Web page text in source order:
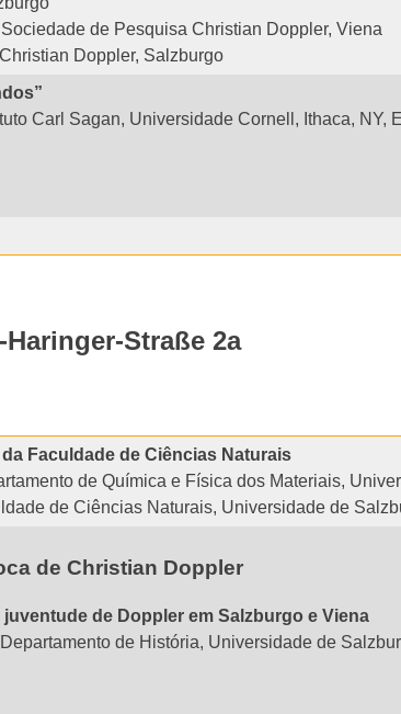
de Pesquisa Christian Doppler, Viena
Doppler, Salzburgo
Carl Sagan, Universidade Cornell, Ithaca, NY,
Straße 2a
Faculdade de Ciências Naturais
de Química e Física dos Materiais,
de Ciências Naturais, Universidade de
de Christian Doppler
de Doppler em Salzburgo e Viena
de História, Universidade de